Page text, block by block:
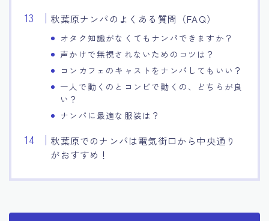
秋葉原ナンパのよくある質問（FAQ）
オタク知識がなくてもナンパできますか？
声かけで無視されないためのコツは？
コンカフェのキャストをナンパしてもいい？
一人で動くのとコンビで動くの、どちらが良
い？
ナンパに最適な服装は？
秋葉原でのナンパは電気街口から中央通り
がおすすめ！